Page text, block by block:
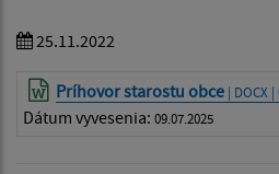
25.11.2022
Príhovor starostu obce | DOCX
Dátum vyvesenia: 09.07.2025